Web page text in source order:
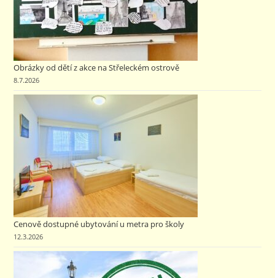
Obrázky od dětí z akce na Střeleckém ostrově
8.7.2026
Cenově dostupné ubytování u metra pro školy
12.3.2026